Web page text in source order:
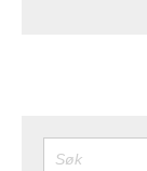
SØK